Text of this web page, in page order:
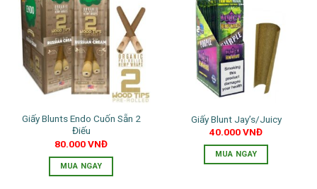
Giấy Blunts Endo Cuốn Sẵn 2
Điếu
80.000VNĐ
MUA NGAY
Giấy Blunt Jay’s/Juicy
40.000VNĐ
MUA NGAY